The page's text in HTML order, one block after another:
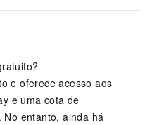
e oferece acesso aos
e uma cota de
entanto, ainda há